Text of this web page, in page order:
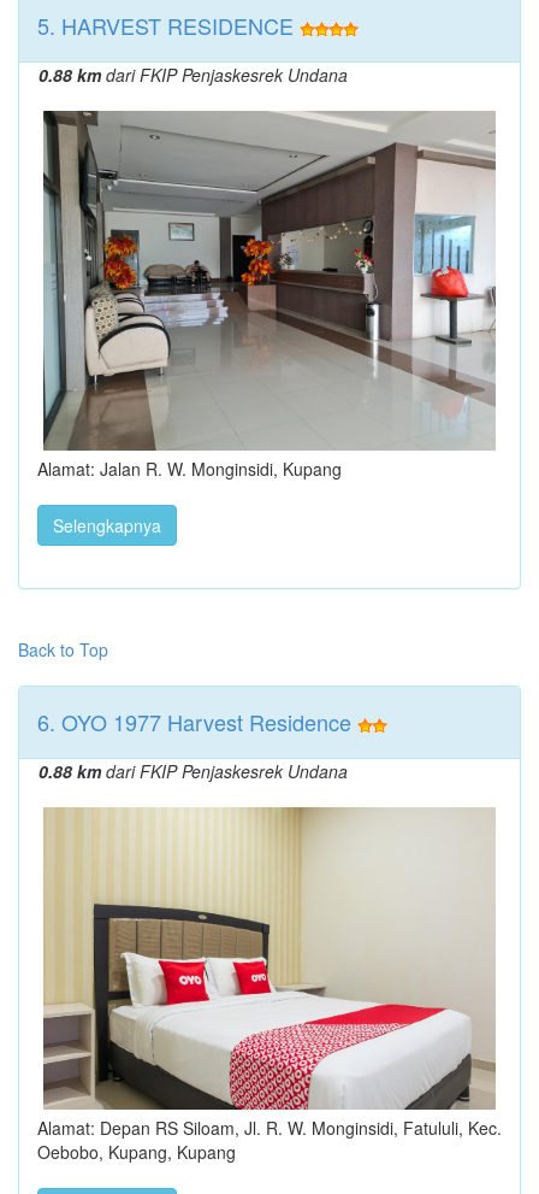
5. HARVEST RESIDENCE
0.88 kmdari FKIP Penjaskesrek Undana
Alamat: Jalan R. W. Monginsidi, Kupang
Selengkapnya
Back to Top
6. OYO 1977 Harvest Residence
0.88 kmdari FKIP Penjaskesrek Undana
Alamat: Depan RS Siloam, Jl. R. W. Monginsidi, Fatululi, Kec.
Oebobo, Kupang, Kupang